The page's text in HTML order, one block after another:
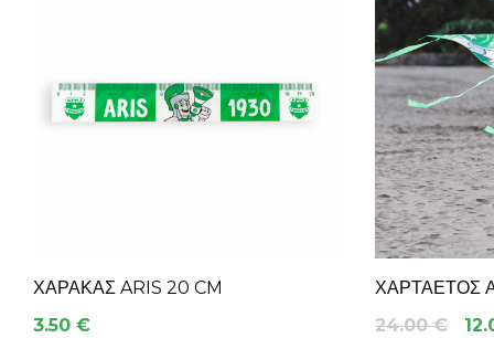
ΧΆΡΑΚΑΣ ARIS 20 CM
3.50 €
ΧΑΡΤΑΕΤΌΣ
24.00 €